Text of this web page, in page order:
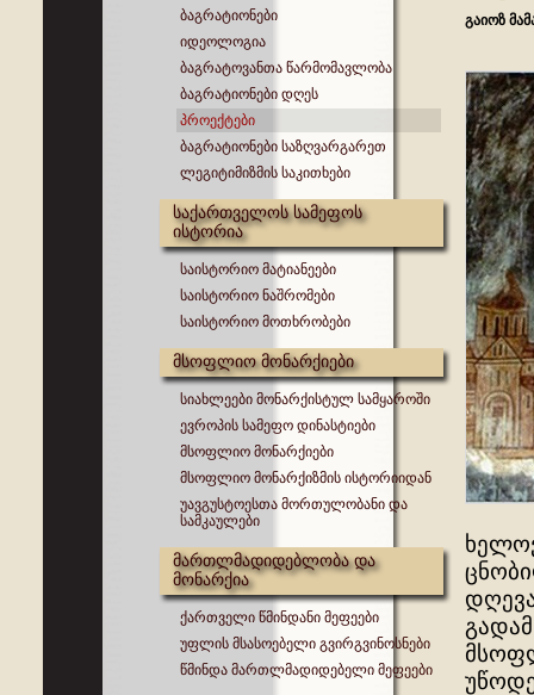
ბაგრატიონები
იდეოლოგია
ბაგრატოვანთა წარმომავლობა
ბაგრატიონები დღეს
პროექტები
ბაგრატიონები საზღვარგარეთ
ლეგიტიმიზმის საკითხები
საქართველოს სამეფოს
ისტორია
საისტორიო მატიანეები
საისტორიო ნაშრომები
საისტორიო მოთხრობები
მსოფლიო მონარქიები
სიახლეები მონარქისტულ სამყაროში
ევროპის სამეფო დინასტიები
მსოფლიო მონარქიები
მსოფლიო მონარქიზმის ისტორიიდან
უავგუსტოესთა მორთულობანი და
სამკაულები
მართლმადიდებლობა და
მონარქია
ქართველი წმინდანი მეფეები
უფლის მსასოებელი გვირგვინოსნები
წმინდა მართლმადიდებელი მეფეები
გაიოზ